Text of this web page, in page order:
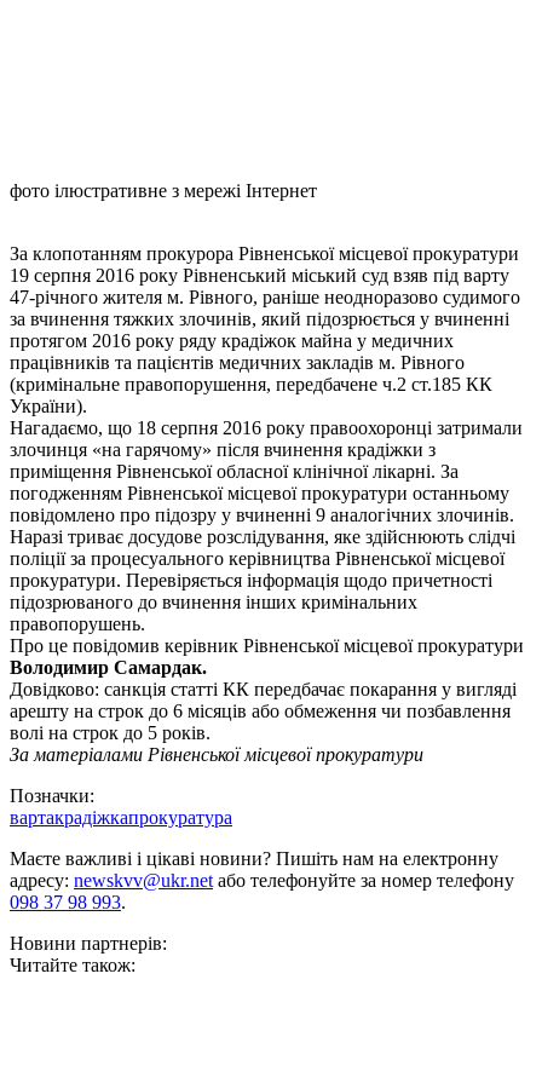
фото ілюстративне з мережі Інтернет
За клопотанням прокурора Рівненської місцевої прокуратури
19 серпня 2016 року Рівненський міський суд взяв під варту
47-річного жителя м. Рівного, раніше неодноразово судимого
за вчинення тяжких злочинів, який підозрюється у вчиненні
протягом 2016 року ряду крадіжок майна у медичних
працівників та пацієнтів медичних закладів м. Рівного
(кримінальне правопорушення, передбачене ч.2 ст.185 КК
України).
Нагадаємо, що 18 серпня 2016 року правоохоронці затримали
злочинця «на гарячому» після вчинення крадіжки з
приміщення Рівненської обласної клінічної лікарні. За
погодженням Рівненської місцевої прокуратури останньому
повідомлено про підозру у вчиненні 9 аналогічних злочинів.
Наразі триває досудове розслідування, яке здійснюють слідчі
поліції за процесуального керівництва Рівненської місцевої
прокуратури. Перевіряється інформація щодо причетності
підозрюваного до вчинення інших кримінальних
правопорушень.
Про це повідомив керівник Рівненської місцевої прокуратури
Володимир Самардак.
Довідково: санкція статті КК передбачає покарання у вигляді
арешту на строк до 6 місяців або обмеження чи позбавлення
волі на строк до 5 років.
За матеріалами Рівненської місцевої прокуратури
Позначки:
вартакрадіжкапрокуратура
Маєте важливі і цікаві новини? Пишіть нам на електронну
адресу: newskvv@ukr.netабо телефонуйте за номер телефону
098 37 98 993.
Новини партнерів:
Читайте також: